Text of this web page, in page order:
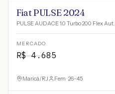
Fiat PULSE 2024
PULSE AUDACE 1.0 Turbo 200 Flex Aut.
MERCADO
R$4.685
Maricá/RJ Fem · 26-45